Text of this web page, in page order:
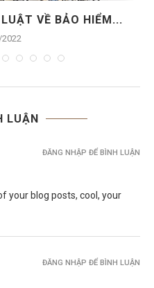
VỀ BẢO HIỂM...
LUẬN
your blog posts, cool, your
ĐĂNG NHẬP ĐỂ BÌNH LUẬN
ĐĂNG NHẬP ĐỂ BÌNH LUẬN